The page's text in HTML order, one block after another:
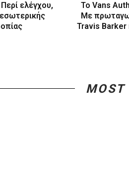
ελέγχου,
Το Vans
Με
Travis Barker
MOST